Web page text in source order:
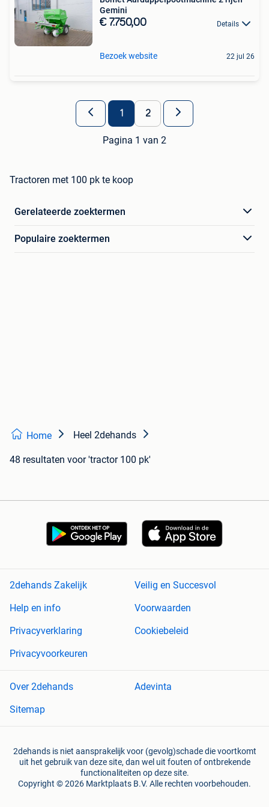
Gemini
€ 7.750,00 Details
Bezoek website 22 jul 26
1 2
Pagina 1 van 2
Tractoren met 100 pk te koop
Gerelateerde zoektermen
Populaire zoektermen
Home Heel 2dehands
48 resultaten voor 'tractor 100 pk'
2dehands Zakelijk
Veilig en Succesvol
Help en info
Voorwaarden
Privacyverklaring
Cookiebeleid
Privacyvoorkeuren
Over 2dehands
Adevinta
Sitemap
2dehands is niet aansprakelijk voor (gevolg)schade die voortkomt
uit het gebruik van deze site, dan wel uit fouten of ontbrekende
functionaliteiten op deze site.
Copyright © 2026 Marktplaats B.V. Alle rechten voorbehouden.